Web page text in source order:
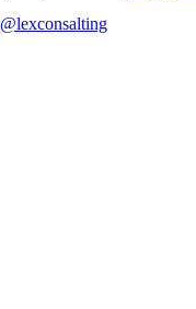
@lexconsalting